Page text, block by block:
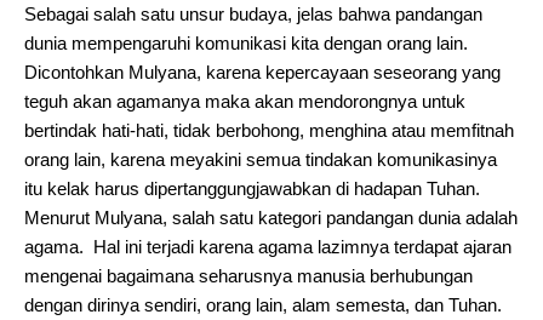
Sebagai salah satu unsur budaya, jelas bahwa pandangan
dunia mempengaruhi komunikasi kita dengan orang lain.
Dicontohkan Mulyana, karena kepercayaan seseorang yang
teguh akan agamanya maka akan mendorongnya untuk
bertindak hati-hati, tidak berbohong, menghina atau memfitnah
orang lain, karena meyakini semua tindakan komunikasinya
itu kelak harus dipertanggungjawabkan di hadapan Tuhan.
Menurut Mulyana, salah satu kategori pandangan dunia adalah
agama. Hal ini terjadi karena agama lazimnya terdapat ajaran
mengenai bagaimana seharusnya manusia berhubungan
dengan dirinya sendiri, orang lain, alam semesta, dan Tuhan.